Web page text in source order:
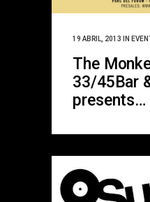
19 ABRIL, 2013 IN
The
33/45Bar
presents…